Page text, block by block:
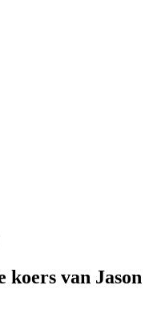
van Jason